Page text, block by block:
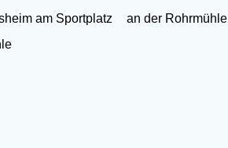
am Sportplatz an der Rohrmühle